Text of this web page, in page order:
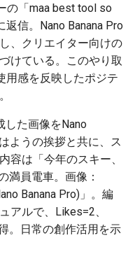
2026-06-20
2026-06-19
2026-06-18
2026-06-17
2026-06-16
2026-06-15
2026-06-14
2025-12-05
2025-12-04
2025-12-03
2025-12-02
2025-12-01
2025-11-30
2025-11-29
2026-06-20
2026-06-19
2026-06-18
2026-06-17
2026-06-16
2026-06-15
2026-06-14
2025-12-05
2025-12-04
2025-12-03
2025-12-02
2025-12-01
2025-11-30
2025-11-29
2026-01-11
2026-01-04
2026-01-11
2026-01-04
2026-01-11
2026-01-04
2026-06-18
2026-06-17
2026-06-16
2026-06-15
2026-06-14
2026-06-13
2026-06-12
2025-12-05
2025-12-04
2025-12-03
2025-12-02
2025-12-01
2025-11-30
2025-11-29
2026-01-11
2026-01-04
2026-06-20
2026-06-19
2026-06-18
2026-06-17
2026-06-16
2026-06-15
2026-06-14
2026-06-15
2026-06-14
2026-06-13
2026-06-11
2026-06-10
2026-06-09
2026-06-08
の「maa best tool so
信。Nano Banana Pro
、クリエイター向けの
けている。このやり取
用感を反映したポジテ
した画像をNano
ようの挨拶と共に、ス
容は「今年のスキー、
満員電車。画像：
Banana Pro)」。編
アルで、Likes=2、
。日常の創作活用を示